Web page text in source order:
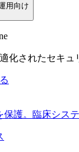
用向け
化されたセキュ
保護。臨床シス